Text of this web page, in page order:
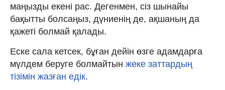
маңызды екені рас. Дегенмен, сіз шынайы
бақытты болсаңыз, дүниенің де, ақшаның да
қажеті болмай қалады.
Еске сала кетсек, бұған дейін өзге адамдарға
мүлдем беруге болмайтын жеке заттардың
тізімін жазған едік.